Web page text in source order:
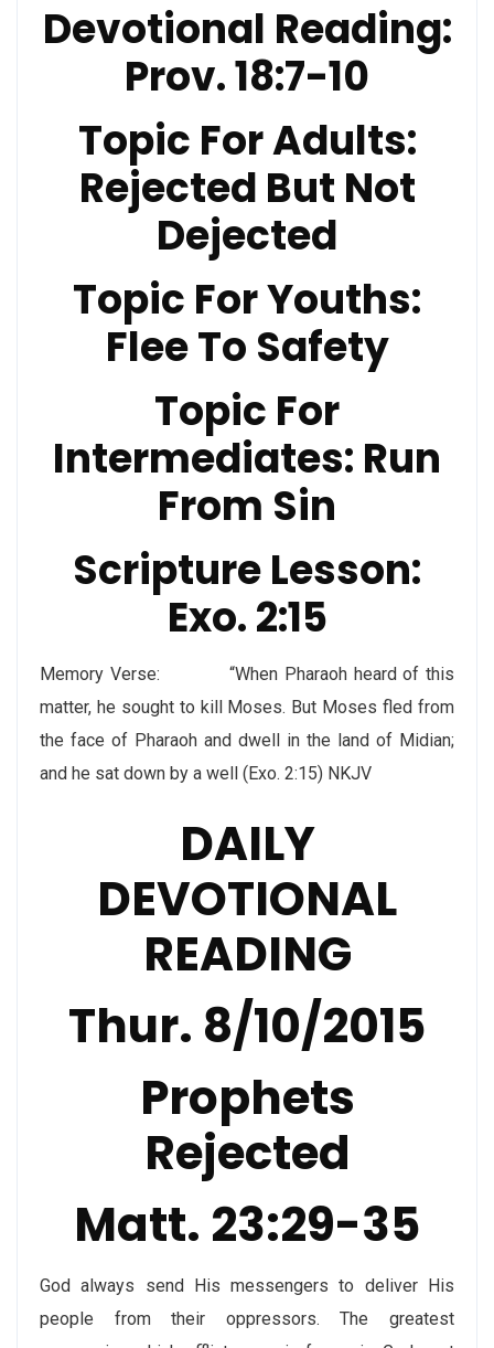
Devotional Reading:
Prov. 18:7-10
Topic For Adults:
Rejected But Not
Dejected
Topic For Youths:
Flee To Safety
Topic For
Intermediates: Run
From Sin
Scripture Lesson:
Exo. 2:15
Memory Verse: “When Pharaoh heard of this
matter, he sought to kill Moses. But Moses fled from
the face of Pharaoh and dwell in the land of Midian;
and he sat down by a well (Exo. 2:15) NKJV
DAILY
DEVOTIONAL
READING
Thur. 8/10/2015
Prophets
Rejected
Matt. 23:29-35
God always send His messengers to deliver His
people from their oppressors. The greatest